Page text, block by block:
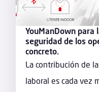
YouManDown para
seguridad de los
concreto.
La contribución de
laboral es cada vez